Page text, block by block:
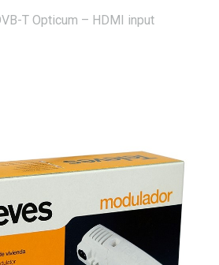
T Opticum – HDMI input